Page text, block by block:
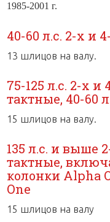
1985-2001 г.
40-60 л.с. 2-х и
13 шлицов на валу.
75-125 л.с. 2-х и
тактные, 40-60
15 шлицов на валу.
135 л.с. и выше
тактные,
колонки Alpha
One
15 шлицов на валу